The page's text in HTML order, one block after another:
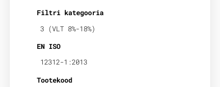
Filtri kategooria
3 (VLT 8%-18%)
EN ISO
12312-1:2013
Tootekood